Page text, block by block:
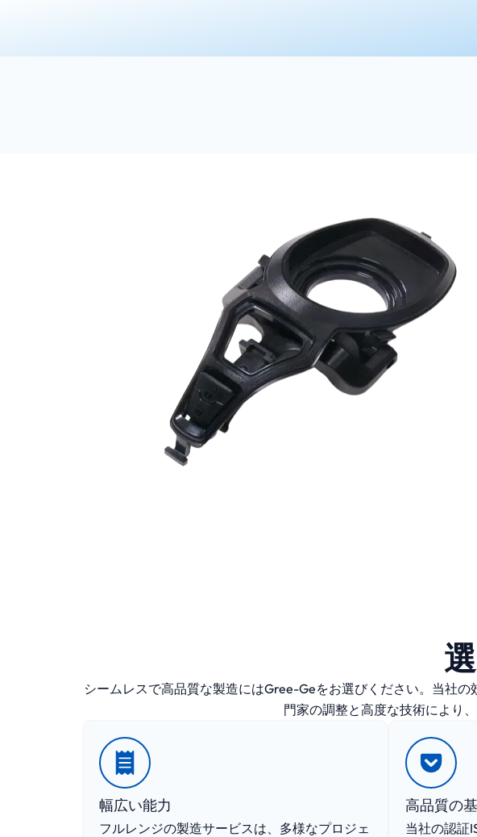
シームレスで高品質な製造にはGree-Geをお選びください。当社
門家の調整と高度な技術により
幅広い能力
フルレンジの製造サービスは、多様なプロジェ
高品質の
当社の認証